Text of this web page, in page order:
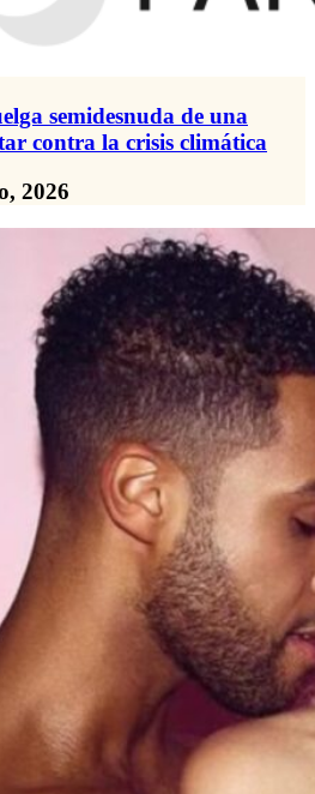
semidesnuda de una
contra la crisis climática
2026